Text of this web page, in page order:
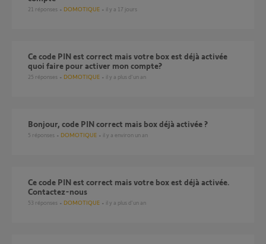
21 réponses DOMOTIQUE il y a 17 jours
Ce code PIN est correct mais votre box est déjà activée
quoi faire pour activer mon compte?
25 réponses DOMOTIQUE il y a plus d'un an
Bonjour, code PIN correct mais box déjà activée ?
5 réponses DOMOTIQUE il y a environ un an
Ce code PIN est correct mais votre box est déjà activée.
Contactez-nous
53 réponses DOMOTIQUE il y a plus d'un an